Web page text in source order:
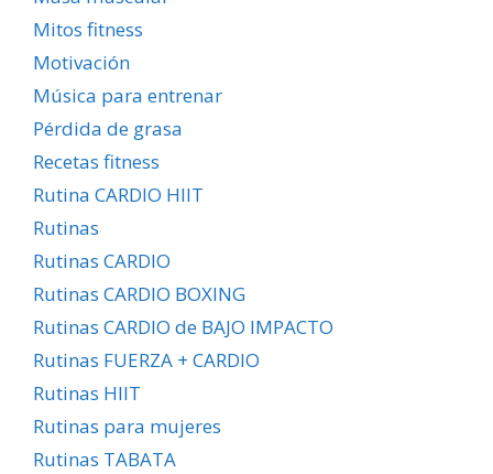
Mitos fitness
Motivación
Música para entrenar
Pérdida de grasa
Recetas fitness
Rutina CARDIO HIIT
Rutinas
Rutinas CARDIO
Rutinas CARDIO BOXING
Rutinas CARDIO de BAJO IMPACTO
Rutinas FUERZA + CARDIO
Rutinas HIIT
Rutinas para mujeres
Rutinas TABATA